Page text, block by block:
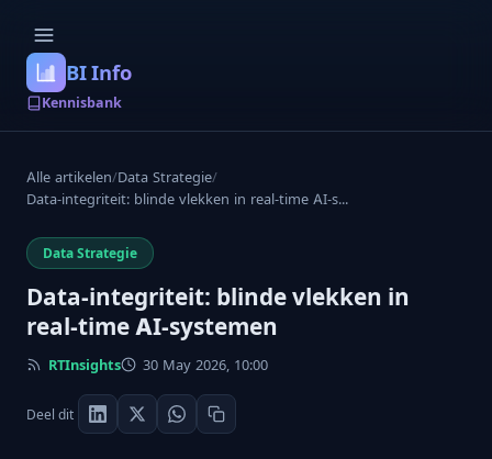
BI Info
Kennisbank
Alle artikelen/Data Strategie/
Data-integriteit: blinde vlekken in real-time AI-s...
Data Strategie
Data-integriteit: blinde vlekken in
real-time AI-systemen
RTInsights 30 May 2026, 10:00
Deel dit